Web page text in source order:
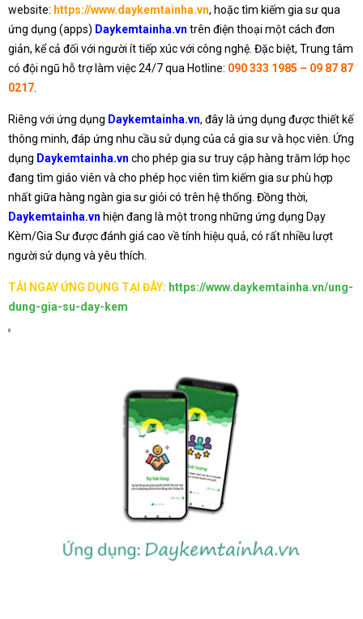
website: https://www.daykemtainha.vn, hoặc tìm kiếm gia sư qua
ứng dụng (apps) Daykemtainha.vn trên điện thoại một cách đơn
giản, kể cả đối với người ít tiếp xúc với công nghệ. Đặc biệt, Trung tâm
có đội ngũ hỗ trợ làm việc 24/7 qua Hotline: 090 333 1985 – 09 87 87
0217.
Riêng với ứng dụng Daykemtainha.vn, đây là ứng dụng được thiết kế
thông minh, đáp ứng nhu cầu sử dụng của cả gia sư và học viên. Ứng
dụng Daykemtainha.vn cho phép gia sư truy cập hàng trăm lớp học
đang tìm giáo viên và cho phép học viên tìm kiếm gia sư phù hợp
nhất giữa hàng ngàn gia sư giỏi có trên hệ thống. Đồng thời,
Daykemtainha.vn hiện đang là một trong những ứng dụng Dạy
Kèm/Gia Sư được đánh giá cao về tính hiệu quả, có rất nhiều lượt
người sử dụng và yêu thích.
TẢI NGAY ỨNG DỤNG TẠI ĐÂY: https://www.daykemtainha.vn/ung-
dung-gia-su-day-kem